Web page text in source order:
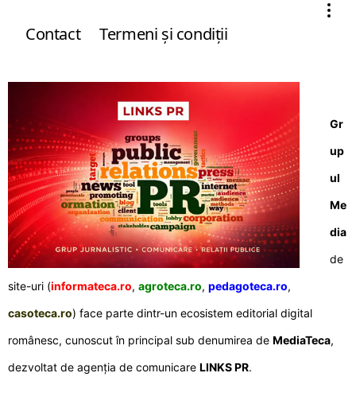
Contact Termeni şi condiţii
Gr
up
ul
Me
dia
de
site-uri (informateca.ro, agroteca.ro, pedagoteca.ro,
casoteca.ro) face parte dintr-un ecosistem editorial digital
românesc, cunoscut în principal sub denumirea de MediaTeca,
dezvoltat de agenția de comunicare LINKS PR.